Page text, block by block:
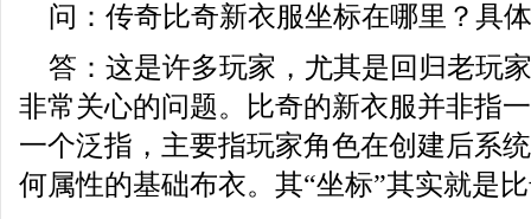
问：传奇比奇新衣服坐标在哪里？具
答：这是许多玩家，尤其是回归老玩
非常关心的问题。比奇的新衣服并非指
一个泛指，主要指玩家角色在创建后系
何属性的基础布衣。其“坐标”其实就是